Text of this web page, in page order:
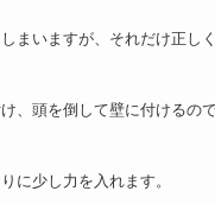
まいますが、それだけ正し
、頭を倒して壁に付けるの
に少し力を入れます。